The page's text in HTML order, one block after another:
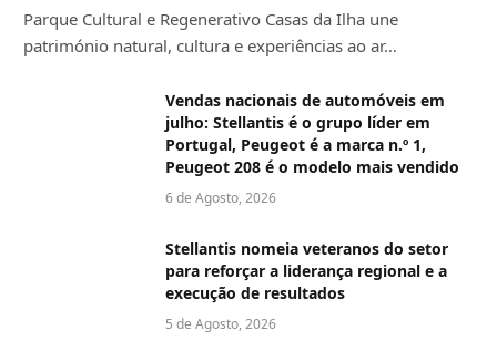
Parque Cultural e Regenerativo Casas da Ilha une
património natural, cultura e experiências ao ar…
Vendas nacionais de automóveis em
julho: Stellantis é o grupo líder em
Portugal, Peugeot é a marca n.º 1,
Peugeot 208 é o modelo mais vendido
6 de Agosto, 2026
Stellantis nomeia veteranos do setor
para reforçar a liderança regional e a
execução de resultados
5 de Agosto, 2026